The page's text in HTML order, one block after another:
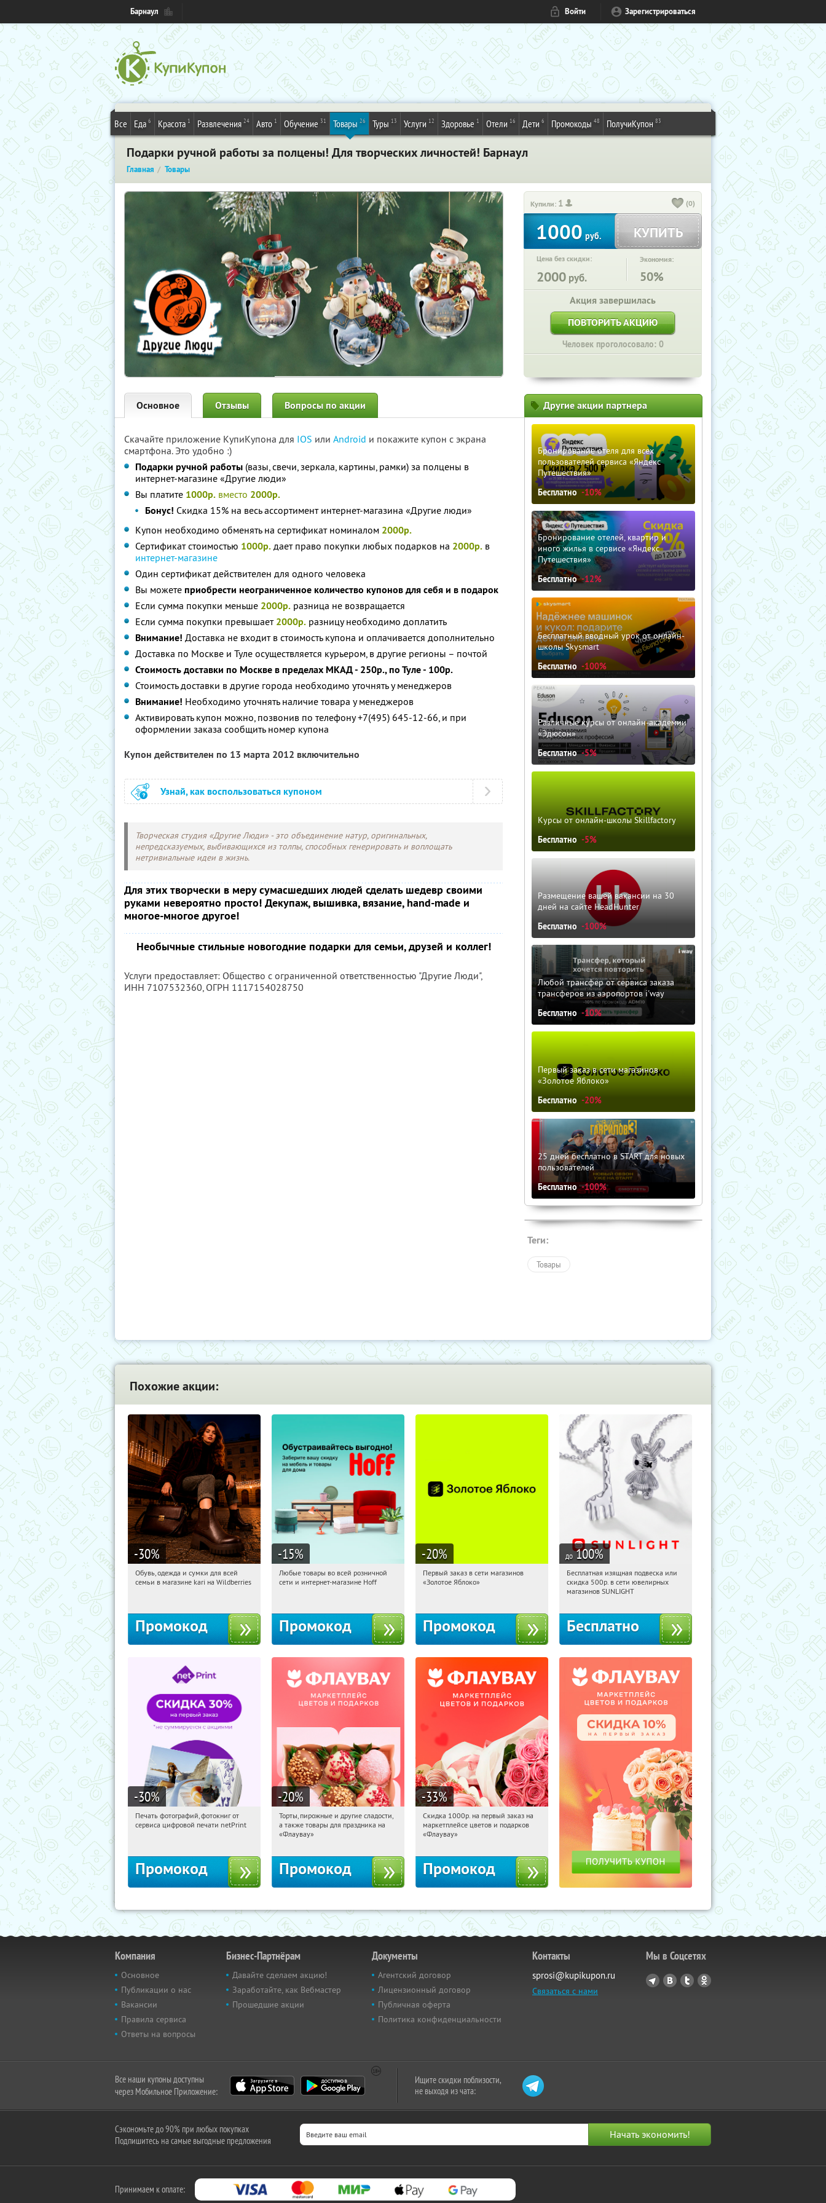
Барнаул Войти Зарегистрироваться
Все Еда 6 Красота 1 Развлечения 24 Авто 1 Обучение 31 Товары 26 Туры 13 Услуги 12 Здоровье 1 Отели 16 Дети 6 Промокоды 48 ПолучиКупон 83
Подарки ручной работы за полцены! Для творческих личностей! Барнаул
Главная Товары
Купили: 1 (0)
1000руб. КУПИТЬ
Цена без скидки:
2000 руб.
Экономия:
50%
Акция завершилась
ПОВТОРИТЬ АКЦИЮ
Человек проголосовало: 0
Основное Отзывы Вопросы по акции
Скачайте приложение КупиКупона для IOS или Android и покажите купон с экрана
смартфона. Это удобно :)
Подарки ручной работы (вазы, свечи, зеркала, картины, рамки) за полцены в
интернет-магазине «Другие люди»
Вы платите 1000р. вместо 2000р.
Бонус! Скидка 15% на весь ассортимент интернет-магазина «Другие люди»
Купон необходимо обменять на сертификат номиналом 2000р.
Сертификат стоимостью 1000р. дает право покупки любых подарков на 2000р. в
интернет-магазине
Один сертификат действителен для одного человека
Вы можете приобрести неограниченное количество купонов для себя и в подарок
Если сумма покупки меньше 2000р. разница не возвращается
Если сумма покупки превышает 2000р. разницу необходимо доплатить
Внимание! Доставка не входит в стоимость купона и оплачивается дополнительно
Доставка по Москве и Туле осуществляется курьером, в другие регионы – почтой
Стоимость доставки по Москве в пределах МКАД - 250р., по Туле - 100р.
Стоимость доставки в другие города необходимо уточнять у менеджеров
Внимание! Необходимо уточнять наличие товара у менеджеров
Активировать купон можно, позвонив по телефону +7(495) 645-12-66, и при
оформлении заказа сообщить номер купона
Купон действителен по 13 марта 2012 включительно
Узнай, как воспользоваться купоном
Творческая студия «Другие Люди» - это объединение натур, оригинальных,
непредсказуемых, выбивающихся из толпы, способных генерировать и воплощать
нетривиальные идеи в жизнь.
Для этих творчески в меру сумасшедших людей сделать шедевр своими
руками невероятно просто! Декупаж, вышивка, вязание, hand-made и
многое-многое другое!
Необычные стильные новогодние подарки для семьи, друзей и коллег!
Услуги предоставляет: Общество с ограниченной ответственностью "Другие Люди",
ИНН 7107532360, ОГРН 1117154028750
Другие акции партнера
Бронирование отеля для всех
пользователей сервиса «Яндекс
Путешествия»
Бесплатно -10%
Бронирование отелей, квартир и
иного жилья в сервисе «Яндекс
Путешествия»
Бесплатно -12%
Бесплатный вводный урок от онлайн-
школы Skysmart
Бесплатно -100%
Различные курсы от онлайн-академии
«Эдюсон»
Бесплатно -5%
Курсы от онлайн-школы Skillfactory
Бесплатно -5%
Размещение вашей вакансии на 30
дней на сайте HeadHunter
Бесплатно -100%
Любой трансфер от сервиса заказа
трансферов из аэропортов i'way
Бесплатно -10%
Первый заказ в сети магазинов
«Золотое Яблоко»
Бесплатно -20%
25 дней бесплатно в START для новых
пользователей
Бесплатно -100%
Теги:
Товары
Похожие акции:
-30%
15:08:37 Получили:
Обувь, одежда и сумки для всей
семьи в магазине kari на Wildberries
Промокод
-15%
15:08:37 Получили:
Любые товары во всей розничной
сети и интернет-магазине Hoff
Промокод
-20%
15:08:37
Получи первым!
Первый заказ в сети магазинов
«Золотое Яблоко»
Промокод
до 100%
15:08:37 Получили:
Россия
Бесплатная изящная подвеска или
скидка 500р. в сети ювелирных
магазинов SUNLIGHT
Бесплатно
-30%
15:08:37 Получили:
Печать фотографий, фотокниг от
сервиса цифровой печати netPrint
Промокод
-20%
15:08:37 Получили:
Россия
Торты, пирожные и другие сладости,
а также товары для праздника на
«Флаувау»
Промокод
-33%
15:08:37 Получили:
Россия
Скидка 1000р. на первый заказ на
маркетплейсе цветов и подарков
«Флаувау»
Промокод
Компания
Основное
Публикации о нас
Вакансии
Правила сервиса
Ответы на вопросы
Бизнес-Партнёрам
Давайте сделаем акцию!
Заработайте, как Вебмастер
Прошедшие акции
Документы
Агентский договор
Лицензионный договор
Публичная оферта
Политика конфиденциальности
Контакты
sprosi@kupikupon.ru
Связаться с нами
Мы в Соцсетях
Все наши купоны доступны
через Мобильное Приложение:
Ищите скидки поблизости,
не выходя из чата:
Сэкономьте до 90% при любых покупках
Подпишитесь на самые выгодные предложения
Принимаем к оплате: